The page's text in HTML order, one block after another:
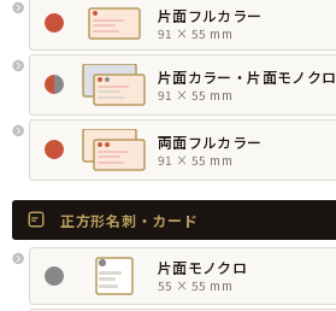
片面フルカラー
91 × 55 mm
片面カラー・片面モノクロ
91 × 55 mm
両面フルカラー
91 × 55 mm
正方形名刺・カード
片面モノクロ
55 × 55 mm